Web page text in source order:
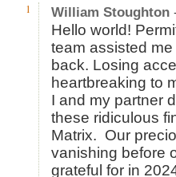
1 William Stoughton
Hello world!
team assisted
back. Losing
heartbreaking to
I and my partner
these ridiculous
Matrix. Our
vanishing before
grateful for in